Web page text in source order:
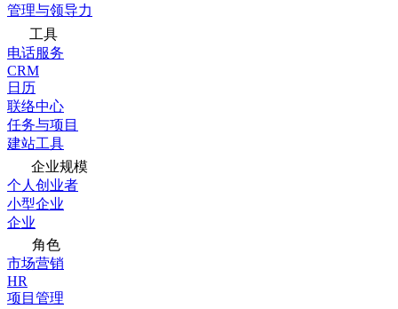
管理与领导力
工具
电话服务
CRM
日历
联络中心
任务与项目
建站工具
企业规模
个人创业者
小型企业
企业
角色
市场营销
HR
项目管理